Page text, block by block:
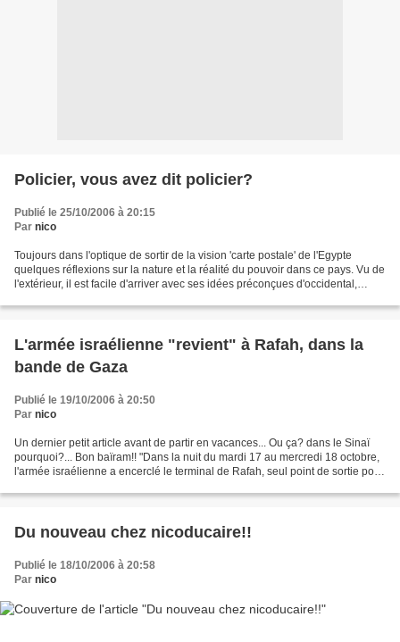
Policier, vous avez dit policier?
Publié le 25/10/2006 à 20:15
Par nico
Toujours dans l'optique de sortir de la vision 'carte postale' de l'Egypte
quelques réflexions sur la nature et la réalité du pouvoir dans ce pays. Vu de
l'extérieur, il est facile d'arriver avec ses idées préconçues d'occidental,
L'armée israélienne "revient" à Rafah, dans la
bande de Gaza
Publié le 19/10/2006 à 20:50
Par nico
Un dernier petit article avant de partir en vacances... Ou ça? dans le Sinaï
pourquoi?... Bon baïram!! "Dans la nuit du mardi 17 au mercredi 18 octobre,
l'armée israélienne a encerclé le terminal de Rafah, seul point de sortie pour
Du nouveau chez nicoducaire!!
Publié le 18/10/2006 à 20:58
Par nico